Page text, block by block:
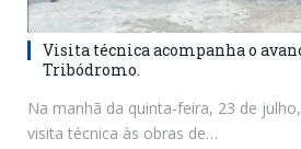
Visita técnica acompanha o
Tribódromo.
Na manhã da quinta-feira, 23 de
visita técnica às obras de…